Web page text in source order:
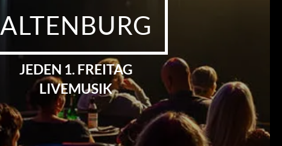
ALTENBURG
JEDEN 1. FREITAG
LIVEMUSIK